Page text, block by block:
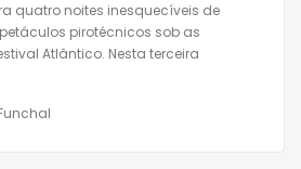
quatro noites inesquecíveis de
pirotécnicos sob as
Atlântico. Nesta terceira